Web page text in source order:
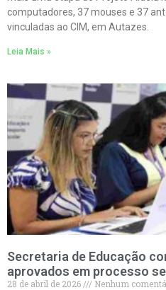
computadores, 37 mouses e 37
vinculadas ao CIM, em Autazes.
Leia Mais »
Secretaria de Educação
aprovados em processo
28 de abril de 2026
Nenhum